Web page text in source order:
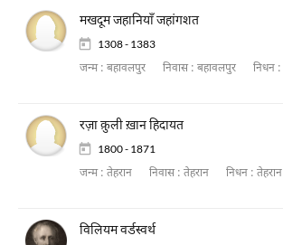
मखदूम जहानियाँ जहांगशत
1308 - 1383
जन्म : बहावलपुर निवास : बहावलपुर निधन :
रज़ा क़ुली ख़ान हिदायत
1800 - 1871
जन्म : तेहरान निवास : तेहरान निधन : तेहरान
विलियम वर्डस्वर्थ